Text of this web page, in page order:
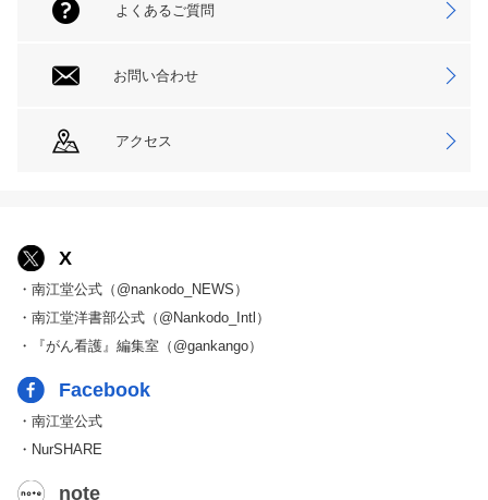
よくあるご質問
お問い合わせ
アクセス
X
・南江堂公式（@nankodo_NEWS）
・南江堂洋書部公式（@Nankodo_Intl）
・『がん看護』編集室（@gankango）
Facebook
・南江堂公式
・NurSHARE
note